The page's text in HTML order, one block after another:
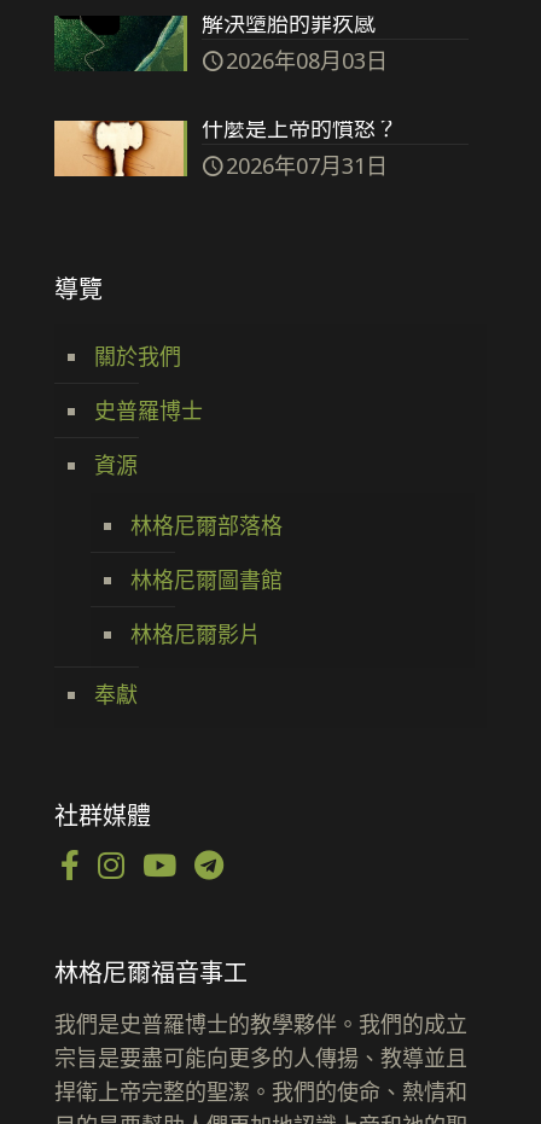
解決墮胎的罪疚感
2026年08月03日
什麼是上帝的憤怒？
2026年07月31日
導覽
關於我們
史普羅博士
資源
林格尼爾部落格
林格尼爾圖書館
林格尼爾影片
奉獻
社群媒體
林格尼爾福音事工
我們是史普羅博士的教學夥伴。我們的成立
宗旨是要盡可能向更多的人傳揚、教導並且
捍衛上帝完整的聖潔。我們的使命、熱情和